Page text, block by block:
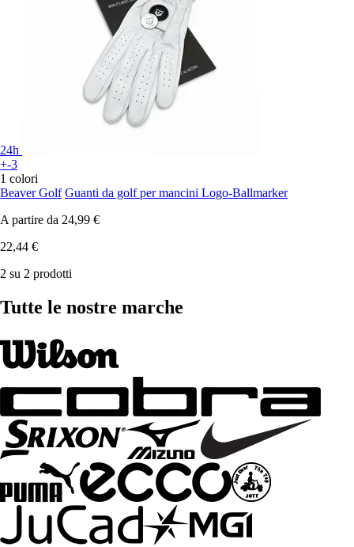
24h
+-3
1 colori
Beaver Golf Guanti da golf per mancini Logo-Ballmarker
A partire da 24,99 €
22,44 €
2 su 2 prodotti
Tutte le nostre marche